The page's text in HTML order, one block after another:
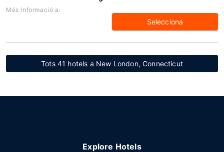
Més informació a:
Selecciona
Tots 41 hotels a New London, Connecticut
Explore Hotels